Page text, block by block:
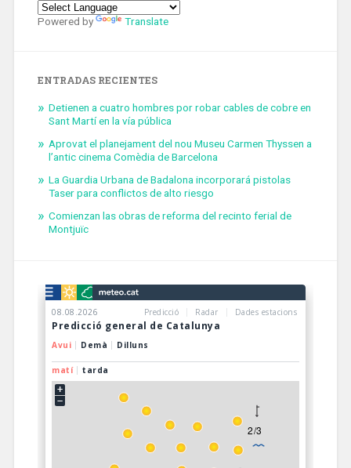
Powered by Translate
ENTRADAS RECIENTES
Detienen a cuatro hombres por robar cables de cobre en
Sant Martí en la vía pública
Aprovat el planejament del nou Museu Carmen Thyssen a
l’antic cinema Comèdia de Barcelona
La Guardia Urbana de Badalona incorporará pistolas
Taser para conflictos de alto riesgo
Comienzan las obras de reforma del recinto ferial de
Montjuïc